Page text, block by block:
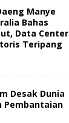
Manye
Bahas
Data Center
Teripang
Desak Dunia
Pembantaian